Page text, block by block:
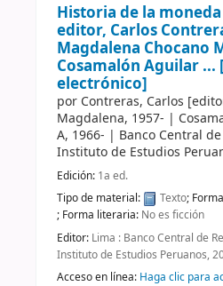
Historia de la
editor, Carlos
Magdalena Chocano
Cosamalón Aguilar ...
electrónico]
por Contreras, Carlos
Magdalena, 1957- |
A, 1966- | Banco Central
Instituto de Estudios
Edición: 1a ed.
Tipo de material:
Texto;
; Forma literaria: No es ficción
Editor: Lima : Banco Central de
Instituto de Estudios Peruanos,
Acceso en línea: Haga clic para